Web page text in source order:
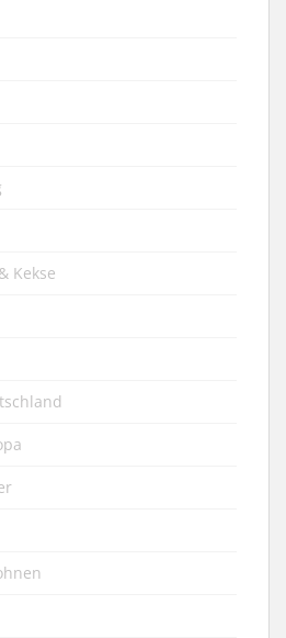
Kekse